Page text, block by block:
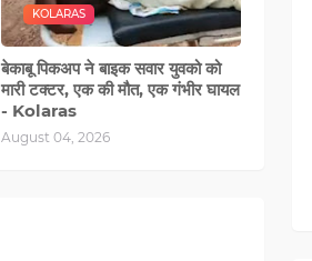
KOLARAS
बेकाबू पिकअप ने बाइक सवार युवको को
मारी टक्टर, एक की मौत, एक गंभीर घायल
- Kolaras
August 04, 2026